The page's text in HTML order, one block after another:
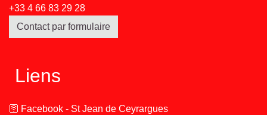
+33 4 66 83 29 28
Contact par formulaire
Liens
🛜 Facebook - St Jean de Ceyrargues